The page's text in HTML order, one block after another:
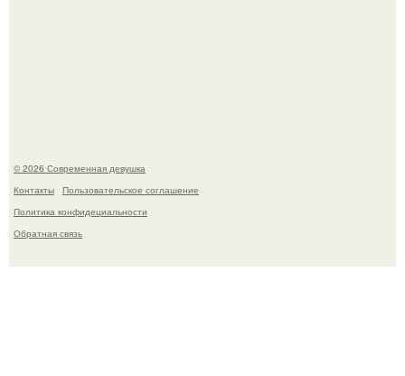
© 2026 Современная девушка
Контакты
Пользовательское соглашение
Политика конфидециальности
Обратная связь